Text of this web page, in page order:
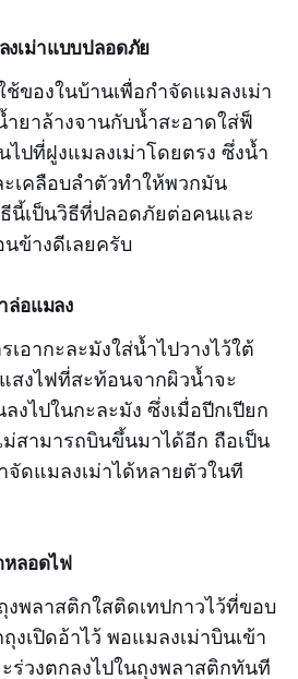
งเม่าแบบปลอดภัย
ของในบ้านเพื่อกำจัดแมลงเม่า
ยาล้างจานกับน้ำสะอาดใส่ฟ็
ปที่ฝูงแมลงเม่าโดยตรง ซึ่งน้ำ
เคลือบลำตัวทำให้พวกมัน
นี้เป็นวิธีที่ปลอดภัยต่อคนและ
ข้างดีเลยครับ
ล่อแมลง
อากะละมังใส่น้ำไปวางไว้ใต้
สงไฟที่สะท้อนจากผิวน้ำจะ
งไปในกะละมัง ซึ่งเมื่อปีกเปียก
สามารถบินขึ้นมาได้อีก ถือเป็น
ดแมลงเม่าได้หลายตัวในที
หลอดไฟ
พลาสติกใสติดเทปกาวไว้ที่ขอบ
งเปิดอ้าไว้ พอแมลงเม่าบินเข้า
ร่วงตกลงไปในถุงพลาสติกทันที